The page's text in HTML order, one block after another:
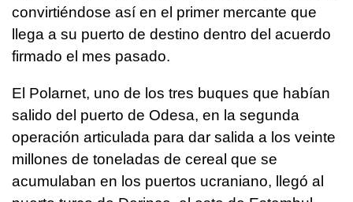
convirtiéndose así en el primer mercante que
llega a su puerto de destino dentro del acuerdo
firmado el mes pasado.
El Polarnet, uno de los tres buques que habían
salido del puerto de Odesa, en la segunda
operación articulada para dar salida a los veinte
millones de toneladas de cereal que se
acumulaban en los puertos ucraniano, llegó al